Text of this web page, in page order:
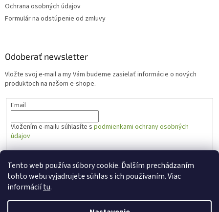
Tento web používa súbory cookie. Ďalším prechádzaním
tohto webu vyjadrujete súhlas s ich používaním. Viac
informáciítu.
Ochrana osobných údajov
Formulár na odstúpenie od zmluvy
Odoberať newsletter
Vložte svoj e-mail a my Vám budeme zasielať informácie o nových
produktoch na našom e-shope.
Email
Vložením e-mailu súhlasíte s podmienkami ochrany osobných
údajov
Vytvoril Shoptet